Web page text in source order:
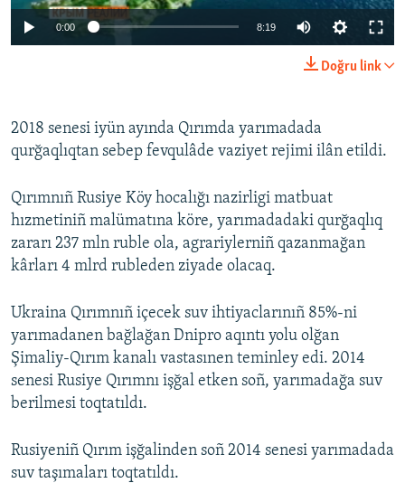
0:00 8:19
Doğru link
2018 senesi iyün ayında Qırımda yarımadada
qurğaqlıqtan sebep fevqulâde vaziyet rejimi ilân etildi.
Qırımnıñ Rusiye Köy hocalığı nazirligi matbuat
hızmetiniñ malümatına köre, yarımadadaki qurğaqlıq
zararı 237 mln ruble ola, agrariylerniñ qazanmağan
kârları 4 mlrd rubleden ziyade olacaq.
Ukraina Qırımnıñ içecek suv ihtiyaclarınıñ 85%-ni
yarımadanen bağlağan Dnipro aqıntı yolu olğan
Şimaliy-Qırım kanalı vastasınen teminley edi. 2014
senesi Rusiye Qırımnı işğal etken soñ, yarımadağa suv
berilmesi toqtatıldı.
Rusiyeniñ Qırım işğalinden soñ 2014 senesi yarımadada
suv taşımaları toqtatıldı.